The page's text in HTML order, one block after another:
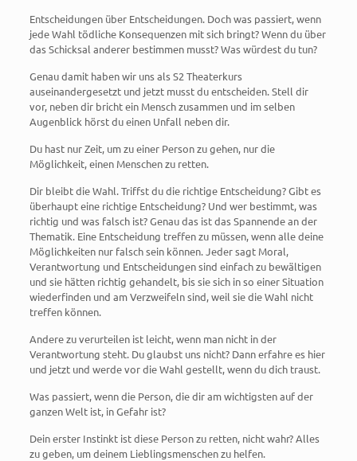
Entscheidungen über Entscheidungen. Doch was passiert, wenn
jede Wahl tödliche Konsequenzen mit sich bringt? Wenn du über
das Schicksal anderer bestimmen musst? Was würdest du tun?
Genau damit haben wir uns als S2 Theaterkurs
auseinandergesetzt und jetzt musst du entscheiden. Stell dir
vor, neben dir bricht ein Mensch zusammen und im selben
Augenblick hörst du einen Unfall neben dir.
Du hast nur Zeit, um zu einer Person zu gehen, nur die
Möglichkeit, einen Menschen zu retten.
Dir bleibt die Wahl. Triffst du die richtige Entscheidung? Gibt es
überhaupt eine richtige Entscheidung? Und wer bestimmt, was
richtig und was falsch ist? Genau das ist das Spannende an der
Thematik. Eine Entscheidung treffen zu müssen, wenn alle deine
Möglichkeiten nur falsch sein können. Jeder sagt Moral,
Verantwortung und Entscheidungen sind einfach zu bewältigen
und sie hätten richtig gehandelt, bis sie sich in so einer Situation
wiederfinden und am Verzweifeln sind, weil sie die Wahl nicht
treffen können.
Andere zu verurteilen ist leicht, wenn man nicht in der
Verantwortung steht. Du glaubst uns nicht? Dann erfahre es hier
und jetzt und werde vor die Wahl gestellt, wenn du dich traust.
Was passiert, wenn die Person, die dir am wichtigsten auf der
ganzen Welt ist, in Gefahr ist?
Dein erster Instinkt ist diese Person zu retten, nicht wahr? Alles
zu geben, um deinem Lieblingsmenschen zu helfen.